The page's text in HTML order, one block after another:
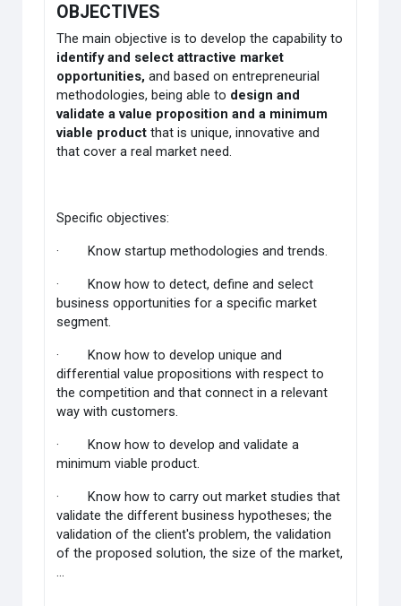
OBJECTIVES
The main objective is to develop the capability to
identify and select attractive market
opportunities,and based on entrepreneurial
methodologies, being able to design and
validate a value proposition and a minimum
viable product that is unique, innovative and
that cover a real market need.
Specific objectives:
·Know startup methodologies and trends.
·Know how to detect, define and select
business opportunities for a specific market
segment.
·Know how to develop unique and
differential value propositions with respect to
the competition and that connect in a relevant
way with customers.
·Know how to develop and validate a
minimum viable product.
·Know how to carry out market studies that
validate the different business hypotheses; the
validation of the client's problem, the validation
of the proposed solution, the size of the market,
...